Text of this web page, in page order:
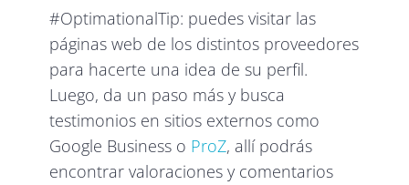
#OptimationalTip: puedes visitar las
páginas web de los distintos proveedores
para hacerte una idea de su perfil.
Luego, da un paso más y busca
testimonios en sitios externos como
Google Business o ProZ, allí podrás
encontrar valoraciones y comentarios